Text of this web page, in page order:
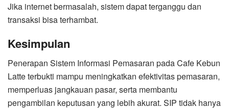
Jika internet bermasalah, sistem dapat terganggu dan
transaksi bisa terhambat.
Kesimpulan
Penerapan Sistem Informasi Pemasaran pada Cafe Kebun
Latte terbukti mampu meningkatkan efektivitas pemasaran,
memperluas jangkauan pasar, serta membantu
pengambilan keputusan yang lebih akurat. SIP tidak hanya